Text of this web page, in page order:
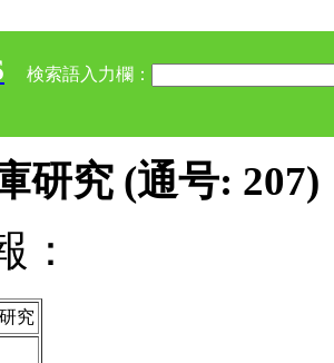
検索語入力欄：
研究 (通号: 207)
：
究